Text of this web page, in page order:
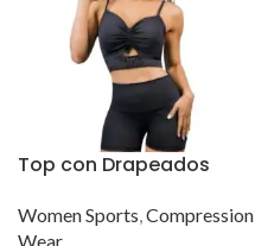
página
de
producto
Top con Drapeados
Women Sports Compression
Wear